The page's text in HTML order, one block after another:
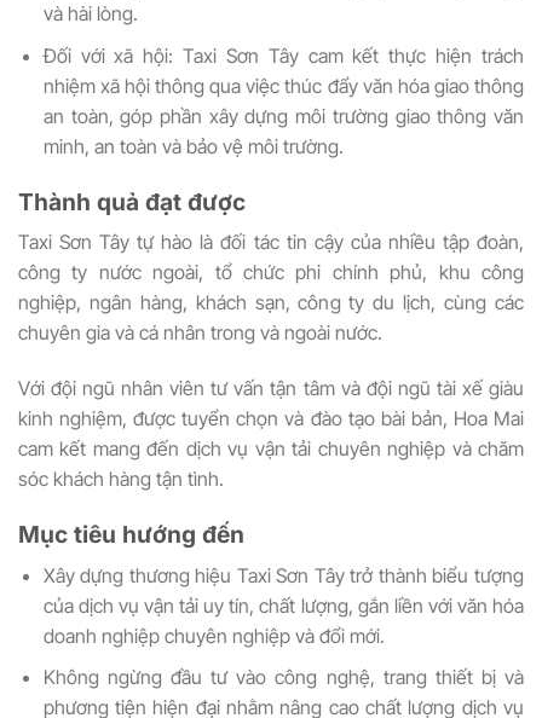
và hài lòng.
Đối với xã hội: Taxi Sơn Tây cam kết thực hiện trách
nhiệm xã hội thông qua việc thúc đẩy văn hóa giao thông
an toàn, góp phần xây dựng môi trường giao thông văn
minh, an toàn và bảo vệ môi trường.
Thành quả đạt được
Taxi Sơn Tây tự hào là đối tác tin cậy của nhiều tập đoàn,
công ty nước ngoài, tổ chức phi chính phủ, khu công
nghiệp, ngân hàng, khách sạn, công ty du lịch, cùng các
chuyên gia và cá nhân trong và ngoài nước.
Với đội ngũ nhân viên tư vấn tận tâm và đội ngũ tài xế giàu
kinh nghiệm, được tuyển chọn và đào tạo bài bản, Hoa Mai
cam kết mang đến dịch vụ vận tải chuyên nghiệp và chăm
sóc khách hàng tận tình.
Mục tiêu hướng đến
Xây dựng thương hiệu Taxi Sơn Tây trở thành biểu tượng
của dịch vụ vận tải uy tín, chất lượng, gắn liền với văn hóa
doanh nghiệp chuyên nghiệp và đổi mới.
Không ngừng đầu tư vào công nghệ, trang thiết bị và
phương tiện hiện đại nhằm nâng cao chất lượng dịch vụ